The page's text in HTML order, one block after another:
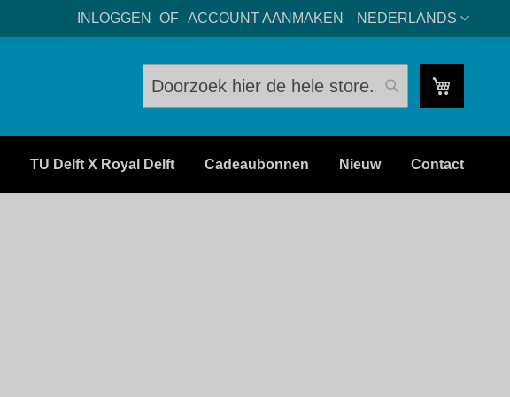
TAAL
NEDERLANDS
INLOGGEN ACCOUNT AANMAKEN
Mijn
Zoeken
TU Delft X Royal Delft Cadeaubonnen Nieuw Contact